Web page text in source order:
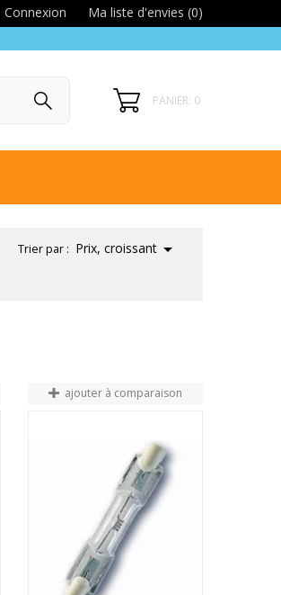
Connexion Ma liste d'envies (0)
PANIER: 0
Trier par : Prix, croissant 
ajouter à comparaison